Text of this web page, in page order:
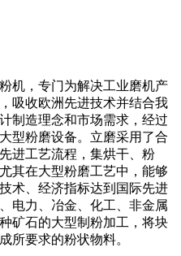
机，专门为解决工业磨机产
吸收欧洲先进技术并结合我
制造理念和市场需求，经过
型粉磨设备。立磨采用了合
进工艺流程，集烘干、粉
其在大型粉磨工艺中，能够
术、经济指标达到国际先进
电力、冶金、化工、非金属
矿石的大型制粉加工，将块
所要求的粉状物料。